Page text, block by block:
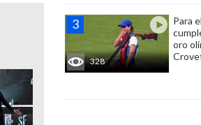
328
Para
oro